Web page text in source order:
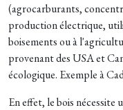
(agrocarburants,
production électrique,
boisements ou à
provenant des USA et
écologique. Exemple à
En effet, le bois nécessite